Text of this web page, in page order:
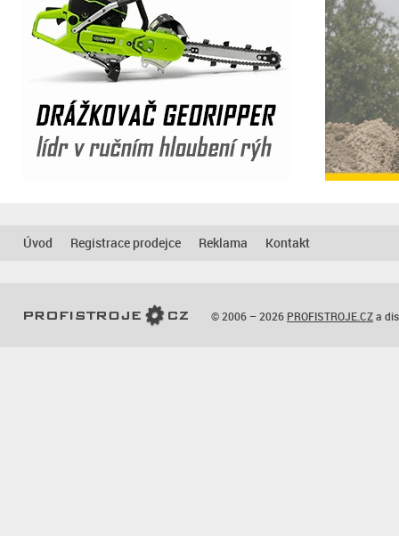
Úvod Registrace prodejce Reklama Kontakt
© 2006 – 2026 PROFISTROJE.CZa